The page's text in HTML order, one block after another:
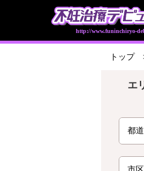
http://www.funinchiryo-
トップ
エ